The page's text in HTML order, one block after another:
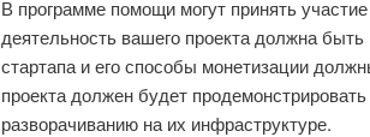
В программе помощи могут принять
деятельность вашего проекта должна
стартапа и его способы монетизации
проекта должен будет
разворачиванию на их инфраструктуре.